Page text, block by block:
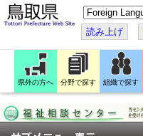
こ
の
ペ
ー
ジ
翻
訳
す
読み上げ
県外の方へ 分野で探す 組織で探す